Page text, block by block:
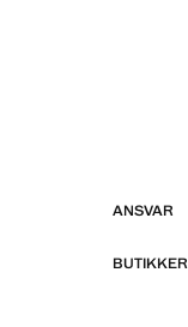
ANSVAR
BUTIKKER